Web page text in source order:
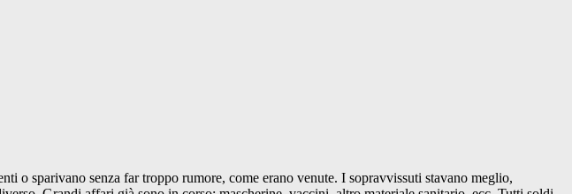
o sparivano senza far troppo rumore, come erano venute. I sopravvissuti stavano meglio,